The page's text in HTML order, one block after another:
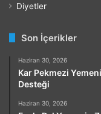
Diyetler
Son İçerikler
Haziran 30, 2026
Kar Pekmezi
Desteği
Haziran 30, 2026